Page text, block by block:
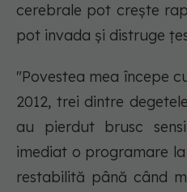
cerebrale pot crește
pot invada și distruge
"Povestea mea începe
2012, trei dintre
au pierdut brusc
imediat o programare
restabilită până când